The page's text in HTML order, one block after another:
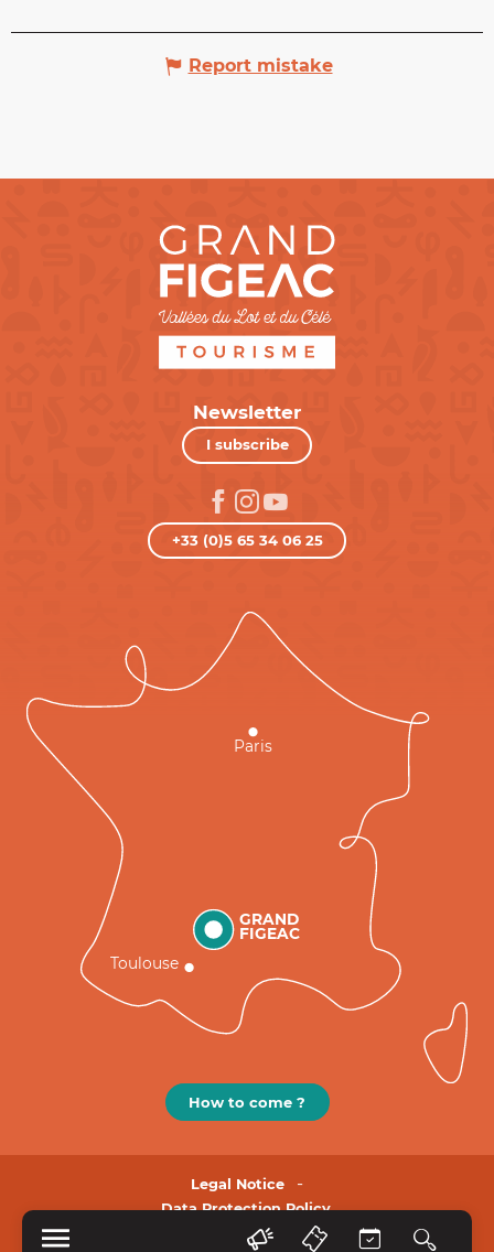
Report mistake
Newsletter
I subscribe
+33 (0)5 65 34 06 25
GRAND
FIGEAC
Toulouse
Paris
How to come ?
Legal Notice
Data Protection Policy.